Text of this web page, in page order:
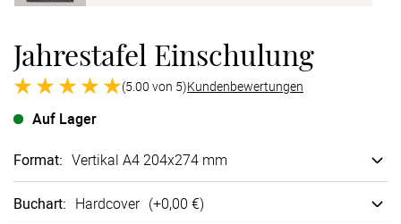
Jahrestafel Einschulung
(5.00 von 5)Kundenbewertungen
Auf Lager
Format: Vertikal A4 204x274 mm
Buchart: Hard­cover (+0,00 €)